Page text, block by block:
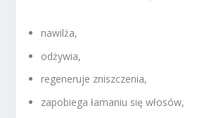
nawilża,
odżywia,
regeneruje zniszczenia,
zapobiega łamaniu się włosów,